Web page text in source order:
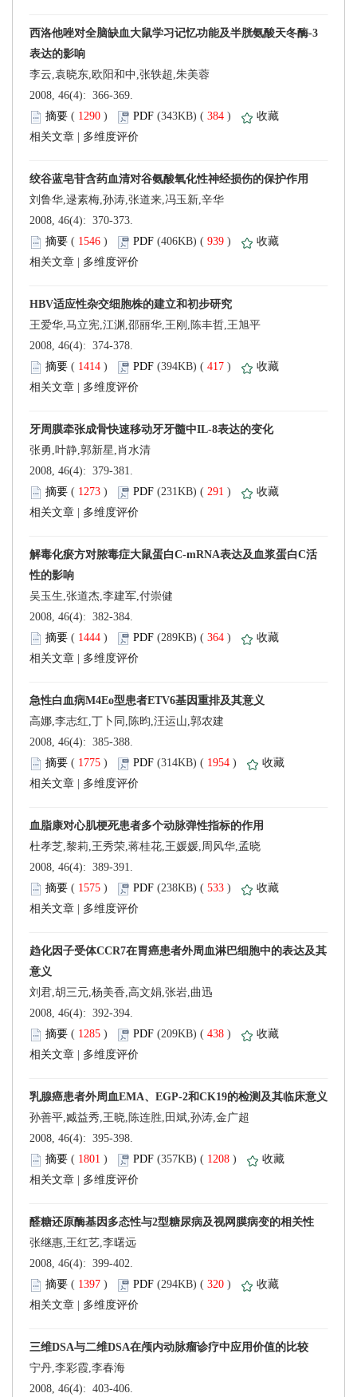
2008, 46(4): 366-369.
(
) 384 )
2008, 46(4): 370-373.
(
) 939 )
王爱华,马立宪,江渊,邵丽华,王刚,陈丰哲,王旭平
2008, 46(4): 374-378.
(
) 417 )
2008, 46(4): 379-381.
(
) 291 )
吴玉生,张道杰,李建军,付崇健
2008, 46(4): 382-384.
(
) 364 )
高娜,李志红,丁卜同,陈昀,汪运山,郭农建
2008, 46(4): 385-388.
(
) 1954 )
杜孝芝,黎莉,王秀荣,蒋桂花,王媛媛,周风华,孟晓
2008, 46(4): 389-391.
(
) 533 )
刘君,胡三元,杨美香,高文娟,张岩,曲迅
2008, 46(4): 392-394.
(
) 438 )
2008, 46(4): 395-398.
(
) 1208 )
张继惠,王红艺,李曙远
2008, 46(4): 399-402.
(
) 320 )
2008, 46(4): 403-406.